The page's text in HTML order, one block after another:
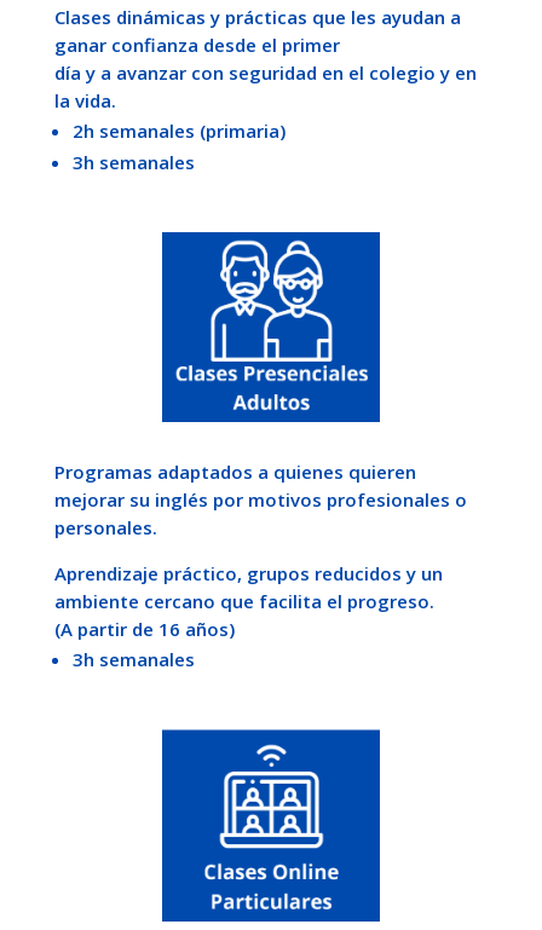
Clases dinámicas y prácticas que les ayudan a
ganar confianza desde el primer
día y a avanzar con seguridad en el colegio y en
la vida.
2h semanales (primaria)
3h semanales
Programas adaptados a quienes quieren
mejorar su inglés por motivos profesionales o
personales.
Aprendizaje práctico, grupos reducidos y un
ambiente cercano que facilita el progreso.
(A partir de 16 años)
3h semanales